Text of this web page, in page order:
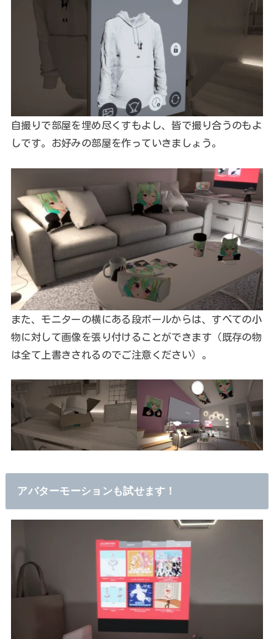
自撮りで部屋を埋め尽くすもよし、皆で撮り合うのもよ
しです。お好みの部屋を作っていきましょう。
また、モニターの横にある段ボールからは、すべての小
物に対して画像を張り付けることができます（既存の物
は全て上書きされるのでご注意ください）。
アバターモーションも試せます！